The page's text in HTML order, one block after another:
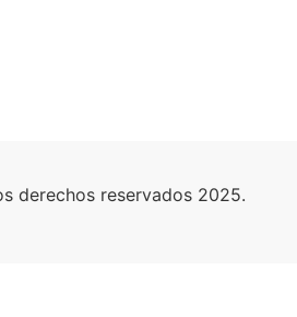
derechos reservados 2025.